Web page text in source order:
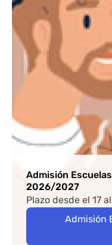
Admisión
2026/2027
Plazo desde el 17
Admisión